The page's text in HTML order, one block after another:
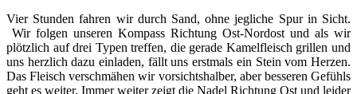
Vier Stunden fahren wir durch Sand, ohne jegliche Spur in Sicht.
Wir folgen unseren Kompass Richtung Ost-Nordost und als wir
plötzlich auf drei Typen treffen, die gerade Kamelfleisch grillen und
uns herzlich dazu einladen, fällt uns erstmals ein Stein vom Herzen.
Das Fleisch verschmähen wir vorsichtshalber, aber besseren Gefühls
geht es weiter. Immer weiter zeigt die Nadel Richtung Ost und leider